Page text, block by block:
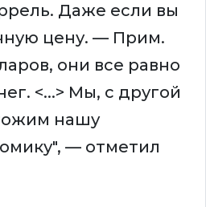
Даже если вы
цену. — Прим.
они все равно
<...> Мы, с другой
нашу
— отметил